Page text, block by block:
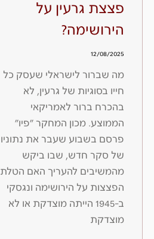
פצצת גרעין על
הירושימה?
12/08/2025
מה שברור לישראלי שעסק כל
חייו בסוגיות של גרעין, לא
בהכרח ברור לאמריקאי
הממוצע. מכון המחקר ״פיו״
פרסם בשבוע שעבר את נתוניו
של סקר חדש, שבו ביקש
מהמשיבים להעריך האם הטלת
הפצצות על הירושימה ונגסקי
ב-1945 הייתה מוצדקת או לא
מוצדקת